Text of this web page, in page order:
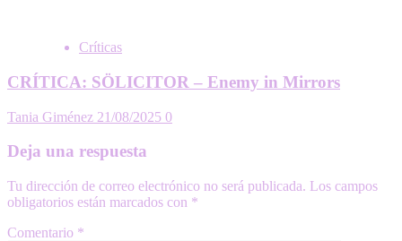
Críticas
CRÍTICA: SÖLICITOR – Enemy in Mirrors
Tania Giménez 21/08/2025 0
Deja una respuesta
Tu dirección de correo electrónico no será publicada. Los campos
obligatorios están marcados con *
Comentario *